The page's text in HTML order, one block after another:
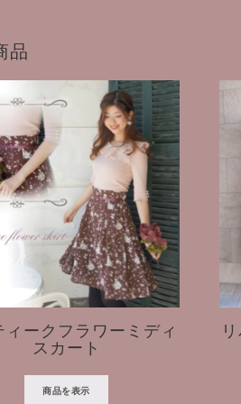
品
ィークフラワーミディ
スカート
商品を表示